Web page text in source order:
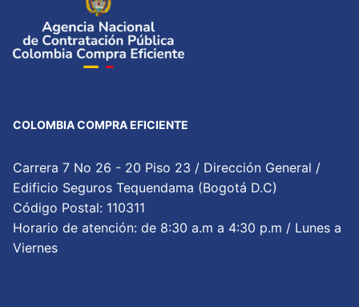
COLOMBIA COMPRA EFICIENTE
Carrera 7 No 26 - 20 Piso 23 / Dirección General /
Edificio Seguros Tequendama (Bogotá D.C)
Código Postal: 110311
Horario de atención: de 8:30 a.m a 4:30 p.m / Lunes a
Viernes